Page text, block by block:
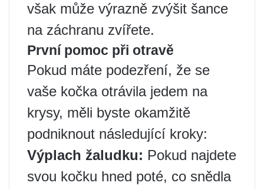
však může výrazně zvýšit šance
na záchranu zvířete.
První pomoc při otravě
Pokud máte podezření, že se
vaše kočka otrávila jedem na
krysy, měli byste okamžitě
podniknout následující kroky:
Výplach žaludku: Pokud najdete
svou kočku hned poté, co snědla